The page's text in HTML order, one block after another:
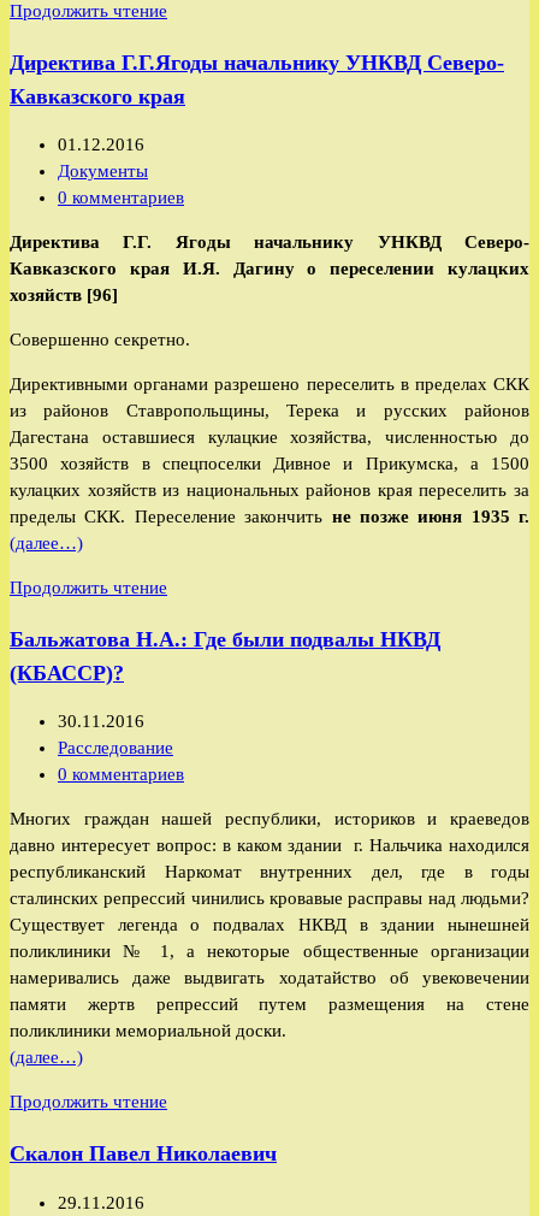
Продолжить чтение
Яковлевич
Директива Г.Г.Ягоды начальнику УНКВД Северо-
Кавказского края
Запись
опубликована:
01.12.2016
Рубрика
записи:
Документы
Комментарии
записи:
0 комментариев
Директива Г.Г. Ягоды начальнику УНКВД Северо-
Кавказского края И.Я. Дагину о переселении кулацких
хозяйств [96]
Совершенно секретно.
Директивными органами разрешено переселить в пределах СКК
из районов Ставропольщины, Терека и русских районов
Дагестана оставшиеся кулацкие хозяйства, численностью до
3500 хозяйств в спецпоселки Дивное и Прикумска, а 1500
кулацких хозяйств из национальных районов края переселить за
пределы СКК. Переселение закончить не позже июня 1935 г.
(далее…)
Продолжить чтение
начальнику
края
Бальжатова Н.А.: Где были подвалы НКВД
(КБАССР)?
Запись
опубликована:
30.11.2016
Рубрика
записи:
Расследование
Комментарии
записи:
0 комментариев
Многих граждан нашей республики, историков и краеведов
давно интересует вопрос: в каком здании г. Нальчика находился
республиканский Наркомат внутренних дел, где в годы
сталинских репрессий чинились кровавые расправы над людьми?
Существует легенда о подвалах НКВД в здании нынешней
поликлиники № 1, а некоторые общественные организации
намеривались даже выдвигать ходатайство об увековечении
памяти жертв репрессий путем размещения на стене
поликлиники мемориальной доски.
(далее…)
Продолжить чтение
Где
Скалон Павел Николаевич
Запись
29.11.2016